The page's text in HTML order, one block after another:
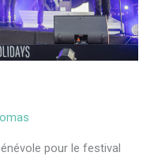
pour le festival